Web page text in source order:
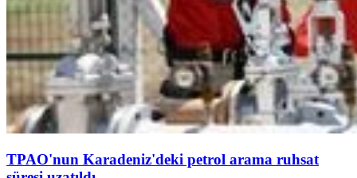
TPAO'nun Karadeniz'deki petrol arama ruhsat